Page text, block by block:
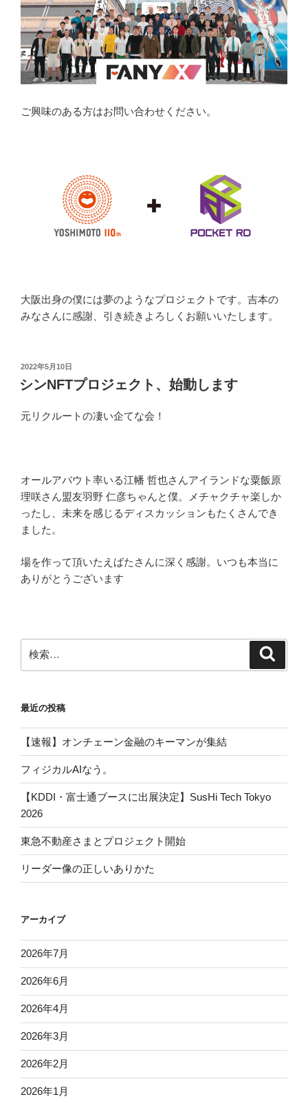
ご興味のある方はお問い合わせください。
大阪出身の僕には夢のようなプロジェクトです。吉本の
みなさんに感謝、引き続きよろしくお願いいたします。
投
稿
日:
2022年5月10日
シンNFTプロジェクト、始動します
元リクルートの凄い企てな会！
オールアバウト率いる江幡 哲也さんアイランドな粟飯原
理咲さん盟友羽野 仁彦ちゃんと僕。メチャクチャ楽しか
ったし、未来を感じるディスカッションもたくさんでき
ました。
場を作って頂いたえばたさんに深く感謝。いつも本当に
ありがとうございます
索:
最近の投稿
【速報】オンチェーン金融のキーマンが集結
フィジカルAIなう。
【KDDI・富士通ブースに出展決定】SusHi Tech Tokyo
2026
東急不動産さまとプロジェクト開始
リーダー像の正しいありかた
アーカイブ
2026年7月
2026年6月
2026年4月
2026年3月
2026年2月
2026年1月